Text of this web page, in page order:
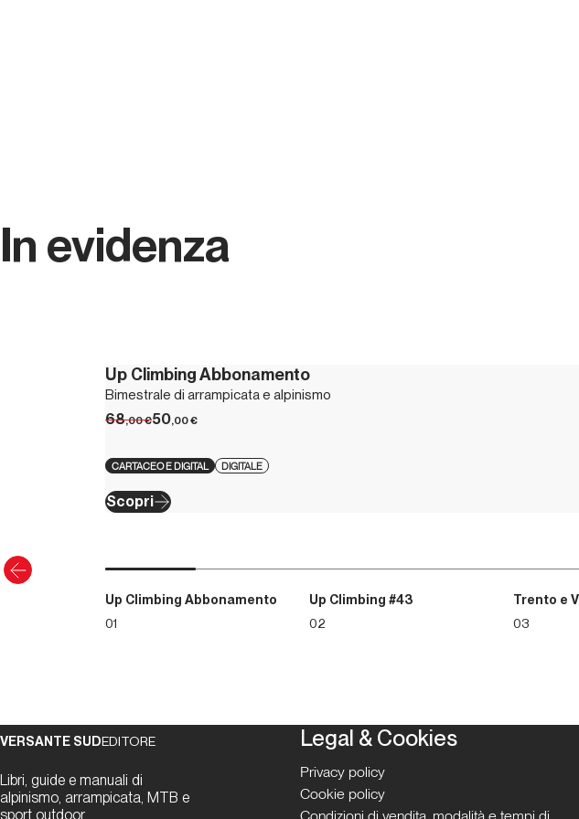
In evidenza
Up Climbing Abbonamento
Bimestrale di arrampicata e alpinismo
68,00€50,00€
CARTACEO E DIGITAL DIGITALE
Scopri
Up Climbing Abbonamento
01
Up Climbing #43
02
Trento e
03
VERSANTE SUDEDITORE
Libri, guide e manuali di
alpinismo, arrampicata, MTB e
sport outdoor
Legal & Cookies
Privacy policy
Cookie policy